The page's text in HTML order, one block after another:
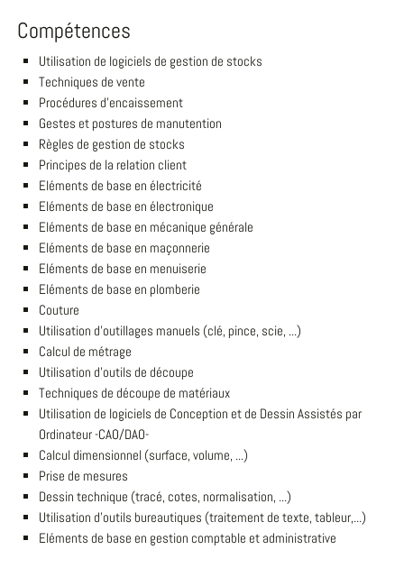
Compétences
Utilisation de logiciels de gestion de stocks
Techniques de vente
Procédures d'encaissement
Gestes et postures de manutention
Règles de gestion de stocks
Principes de la relation client
Eléments de base en électricité
Eléments de base en électronique
Eléments de base en mécanique générale
Eléments de base en maçonnerie
Eléments de base en menuiserie
Eléments de base en plomberie
Couture
Utilisation d'outillages manuels (clé, pince, scie, ...)
Calcul de métrage
Utilisation d'outils de découpe
Techniques de découpe de matériaux
Utilisation de logiciels de Conception et de Dessin Assistés par
Ordinateur -CAO/DAO-
Calcul dimensionnel (surface, volume, ...)
Prise de mesures
Dessin technique (tracé, cotes, normalisation, ...)
Utilisation d'outils bureautiques (traitement de texte, tableur,...)
Eléments de base en gestion comptable et administrative